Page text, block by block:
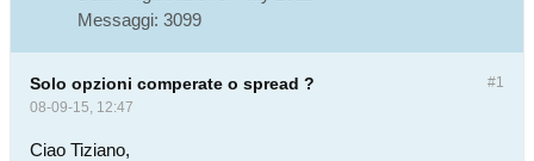
Messaggi: 3099
#1
Solo opzioni comperate o spread ?
08-09-15, 12:47
Ciao Tiziano,